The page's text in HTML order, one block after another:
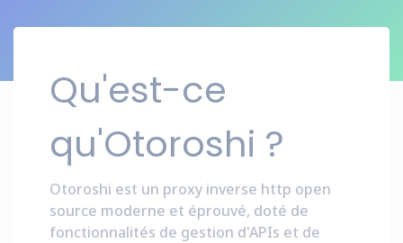
Qu'est-ce
qu'Otoroshi ?
Otoroshi est un proxy inverse http open
source moderne et éprouvé, doté de
fonctionnalités de gestion d'APIs et de